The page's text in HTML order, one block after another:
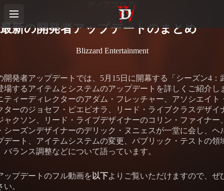
ディアブロ IV
最新の開発者アップデートのまとめ
Blizzard Entertainment
開発者アップデートでは、5月15日に開幕する「シーズン4：
場するアイテムとシステムのアップデートを詳しくご紹介し
ティーディレクターのアダム・フレッチャー、アソシエイト
ターのジョセフ・ピエピオラ、リード・ライブクラスデザイ
ャクソン、リード・ライブデザイナーのコリン・ファイナー
シーズンデザイナーのデリック・ヌニェスが一堂に会し、ヘ
デート、アイテムシステムの変更、パブリック・テストの領
バランス調整などについて語っています。
ップデートのフル動画を 以下よりご覧いただけますので、ぜ
。